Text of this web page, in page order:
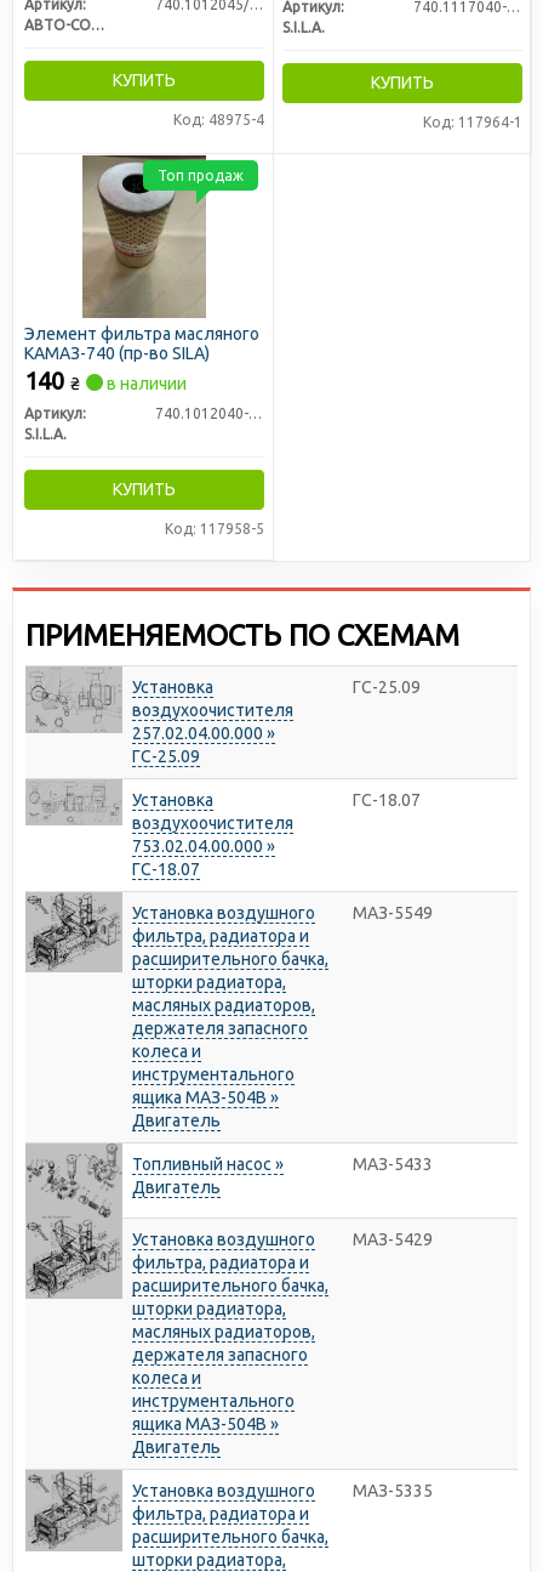
Артикул:
740.1012045/85/83
АВТО-СОЮЗ 88
КУПИТЬ
Код: 48975-4
Артикул:
740.1117040-01
S.I.L.A.
КУПИТЬ
Код: 117964-1
Элемент фильтра масляного
КАМАЗ-740 (пр-во SILA)
140 ₴ в наличии
Артикул:
740.1012040-10
S.I.L.A.
КУПИТЬ
Код: 117958-5
Топ продаж
ПРИМЕНЯЕМОСТЬ ПО СХЕМАМ
Установка
воздухоочистителя
257.02.04.00.000 »
ГС-25.09
ГС-25.09
Установка
воздухоочистителя
753.02.04.00.000 »
ГС-18.07
ГС-18.07
Установка воздушного
фильтра, радиатора и
расширительного бачка,
шторки радиатора,
масляных радиаторов,
держателя запасного
колеса и
инструментального
ящика МАЗ-504В »
Двигатель
МАЗ-5549
Топливный насос »
Двигатель
МАЗ-5433
Установка воздушного
фильтра, радиатора и
расширительного бачка,
шторки радиатора,
масляных радиаторов,
держателя запасного
колеса и
инструментального
ящика МАЗ-504В »
Двигатель
МАЗ-5429
Установка воздушного
фильтра, радиатора и
расширительного бачка,
шторки радиатора,
МАЗ-5335